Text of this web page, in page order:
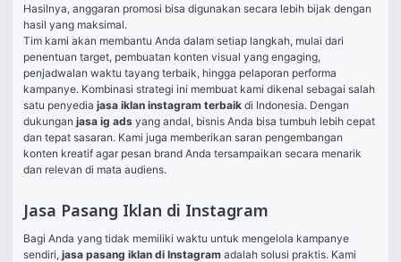
Hasilnya, anggaran promosi bisa digunakan secara lebih bijak dengan
hasil yang maksimal.
Tim kami akan membantu Anda dalam setiap langkah, mulai dari
penentuan target, pembuatan konten visual yang engaging,
penjadwalan waktu tayang terbaik, hingga pelaporan performa
kampanye. Kombinasi strategi ini membuat kami dikenal sebagai salah
satu penyedia jasa iklan instagram terbaik di Indonesia. Dengan
dukungan jasa ig ads yang andal, bisnis Anda bisa tumbuh lebih cepat
dan tepat sasaran. Kami juga memberikan saran pengembangan
konten kreatif agar pesan brand Anda tersampaikan secara menarik
dan relevan di mata audiens.
Jasa Pasang Iklan di Instagram
Bagi Anda yang tidak memiliki waktu untuk mengelola kampanye
sendiri, jasa pasang iklan di Instagram adalah solusi praktis. Kami